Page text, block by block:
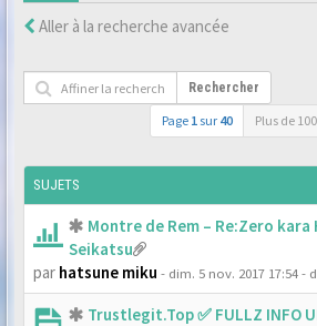
Aller à la recherche avancée
Rechercher
Page 1 sur 40 Plus de
SUJETS
Montre de Rem – Re:Zero kara
Seikatsu
par hatsune miku - dim. 5 nov. 2017 17:54-
Trustlegit.Top ✅ FULLZ INFO